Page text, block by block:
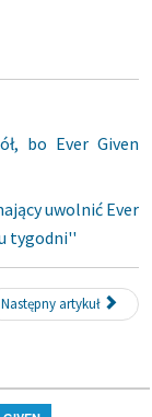
bo Ever Given
uwolnić Ever
tygodni''
Następny artykuł